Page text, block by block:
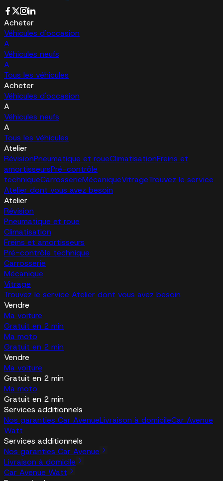
Acheter
Véhicules d'occasion
A
Véhicules neufs
A
Tous les véhicules
Acheter
Véhicules d'occasion
A
Véhicules neufs
A
Tous les véhicules
Atelier
RévisionPneumatique et roueClimatisationFreins et
amortisseursPré-contrôle
techniqueCarrosserieMécaniqueVitrageTrouvez le service
Atelier dont vous avez besoin
Atelier
Révision
Pneumatique et roue
Climatisation
Freins et amortisseurs
Pré-contrôle technique
Carrosserie
Mécanique
Vitrage
Trouvez le service Atelier dont vous avez besoin
Vendre
Ma voiture
Gratuit en 2 min
Ma moto
Gratuit en 2 min
Vendre
Ma voiture
Gratuit en 2 min
Ma moto
Gratuit en 2 min
Services additionnels
Nos garanties Car AvenueLivraison à domicileCar Avenue
Watt
Services additionnels
Nos garanties Car Avenue
Livraison à domicile
Car Avenue Watt